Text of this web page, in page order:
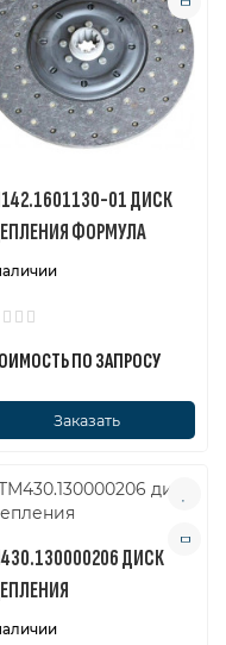
01 ДИСК
ФОРМУЛА
ПО ЗАПРОСУ
Заказать
ДИСК